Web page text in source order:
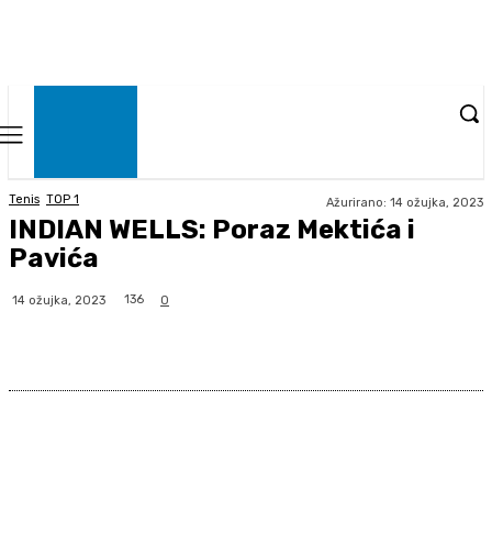
Tenis TOP 1 Ažurirano: 14 ožujka, 2023
INDIAN WELLS: Poraz Mektića i
Pavića
14 ožujka, 2023 136 0